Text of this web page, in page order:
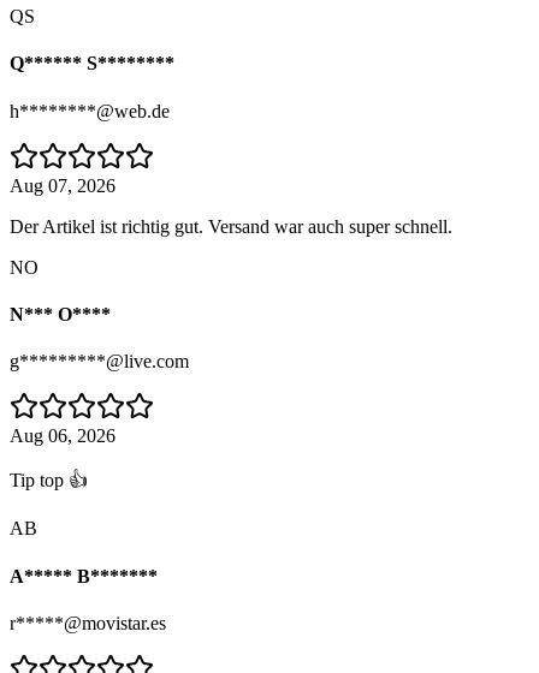
QS
Q****** S********
h********@web.de
Aug 07, 2026
Der Artikel ist richtig gut. Versand war auch super schnell.
NO
N*** O****
g*********@live.com
Aug 06, 2026
Tip top 👍
AB
A***** B*******
r*****@movistar.es